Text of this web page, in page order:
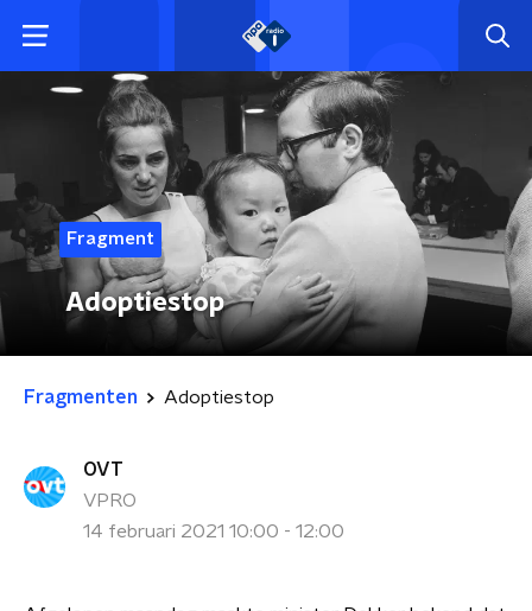
Fragment
Adoptiestop
Fragmenten Adoptiestop
OVT
VPRO
14 februari 2021 10:00 - 12:00